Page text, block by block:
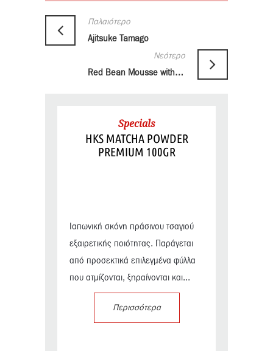
Παλαιότερο
Ajitsuke Tamago
Νεότερο
Red Bean Mousse with Chocolate
Specials
HKS MATCHA POWDER
PREMIUM 100GR
Ιαπωνική σκόνη πράσινου τσαγιού
εξαιρετικής ποιότητας. Παράγεται
από προσεκτικά επιλεγμένα φύλλα
που ατμίζονται, ξηραίνονται και...
Περισσότερα